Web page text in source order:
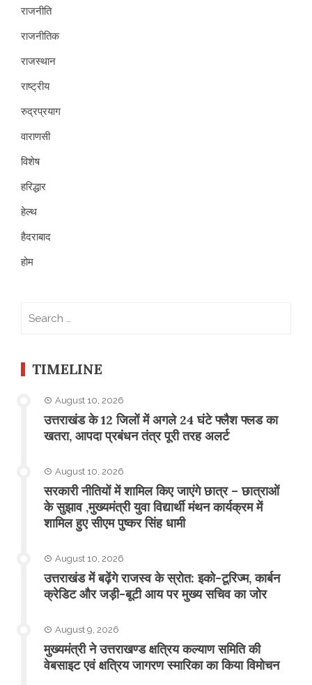
राजनीति
राजनीतिक
राजस्थान
राष्ट्रीय
रुद्रप्रयाग
वाराणसी
विशेष
हरिद्धार
हेल्थ
हैदराबाद
होम
TIMELINE
August 10, 2026
उत्तराखंड के 12 जिलों में अगले 24 घंटे फ्लैश फ्लड का
खतरा, आपदा प्रबंधन तंत्र पूरी तरह अलर्ट
August 10, 2026
सरकारी नीतियों में शामिल किए जाएंगे छात्र – छात्राओं
के सुझाव ,मुख्यमंत्री युवा विद्यार्थी मंथन कार्यक्रम में
शामिल हुए सीएम पुष्कर सिंह धामी
August 10, 2026
उत्तराखंड में बढ़ेंगे राजस्व के स्रोत: इको-टूरिज्म, कार्बन
क्रेडिट और जड़ी-बूटी आय पर मुख्य सचिव का जोर
August 9, 2026
मुख्यमंत्री ने उत्तराखण्ड क्षत्रिय कल्याण समिति की
वेबसाइट एवं क्षत्रिय जागरण स्मारिका का किया विमोचन